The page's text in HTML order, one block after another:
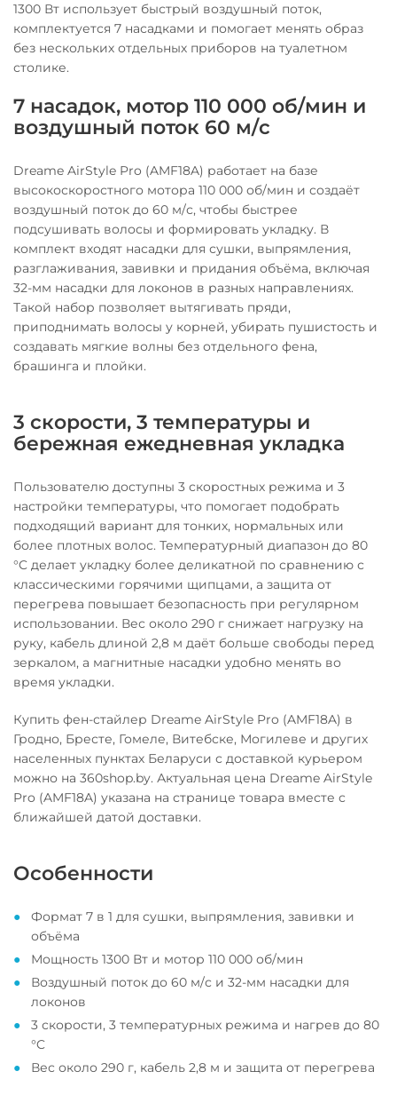
1300 Вт использует быстрый воздушный поток,
комплектуется 7 насадками и помогает менять образ
без нескольких отдельных приборов на туалетном
столике.
7 насадок, мотор 110 000 об/мин и
воздушный поток 60 м/с
Dreame AirStyle Pro (AMF18A) работает на базе
высокоскоростного мотора 110 000 об/мин и создаёт
воздушный поток до 60 м/с, чтобы быстрее
подсушивать волосы и формировать укладку. В
комплект входят насадки для сушки, выпрямления,
разглаживания, завивки и придания объёма, включая
32-мм насадки для локонов в разных направлениях.
Такой набор позволяет вытягивать пряди,
приподнимать волосы у корней, убирать пушистость и
создавать мягкие волны без отдельного фена,
брашинга и плойки.
3 скорости, 3 температуры и
бережная ежедневная укладка
Пользователю доступны 3 скоростных режима и 3
настройки температуры, что помогает подобрать
подходящий вариант для тонких, нормальных или
более плотных волос. Температурный диапазон до 80
°C делает укладку более деликатной по сравнению с
классическими горячими щипцами, а защита от
перегрева повышает безопасность при регулярном
использовании. Вес около 290 г снижает нагрузку на
руку, кабель длиной 2,8 м даёт больше свободы перед
зеркалом, а магнитные насадки удобно менять во
время укладки.
Купить фен-стайлер Dreame AirStyle Pro (AMF18A) в
Гродно, Бресте, Гомеле, Витебске, Могилеве и других
населенных пунктах Беларуси с доставкой курьером
можно на 360shop.by. Актуальная цена Dreame AirStyle
Pro (AMF18A) указана на странице товара вместе с
ближайшей датой доставки.
Особенности
Формат 7 в 1 для сушки, выпрямления, завивки и
объёма
Мощность 1300 Вт и мотор 110 000 об/мин
Воздушный поток до 60 м/с и 32-мм насадки для
локонов
3 скорости, 3 температурных режима и нагрев до 80
°C
Вес около 290 г, кабель 2,8 м и защита от перегрева